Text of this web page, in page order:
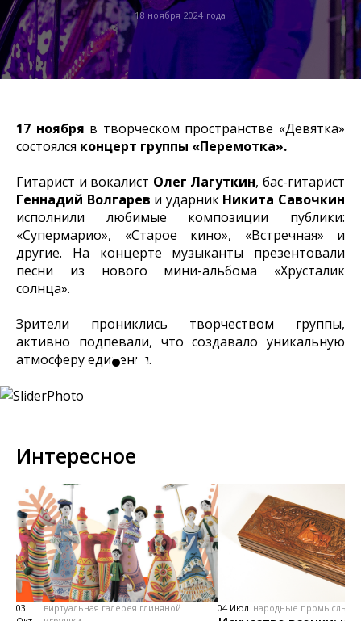
18 ноября 2024 года
17 ноября в творческом пространстве «Девятка»
состоялся концерт группы «Перемотка».
Гитарист и вокалист Олег Лагуткин, бас-гитарист
Геннадий Волгарев и ударник Никита Савочкин
исполнили любимые композиции публики:
«Супермарио», «Старое кино», «Встречная» и
другие. На концерте музыканты презентовали
песни из нового мини-альбома «Хрусталик
солнца».
Зрители прониклись творчеством группы,
активно подпевали, что создавало уникальную
атмосферу единения.
Интересное
03
виртуальная галерея глиняной
04 Июл народные промыслы,